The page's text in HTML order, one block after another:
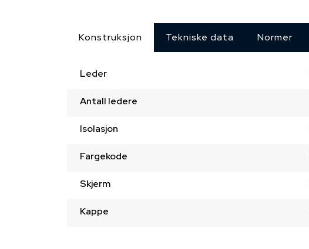
Konstruksjon Tekniske data Normer
Leder
Antall ledere
Isolasjon
Fargekode
Skjerm
Kappe